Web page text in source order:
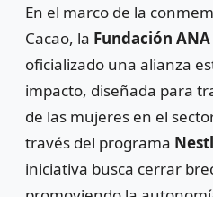
En el marco de la
Cacao, la Fundación ANA
oficializado una alianza
impacto, diseñada para
de las mujeres en el
través del programa
iniciativa busca cerrar